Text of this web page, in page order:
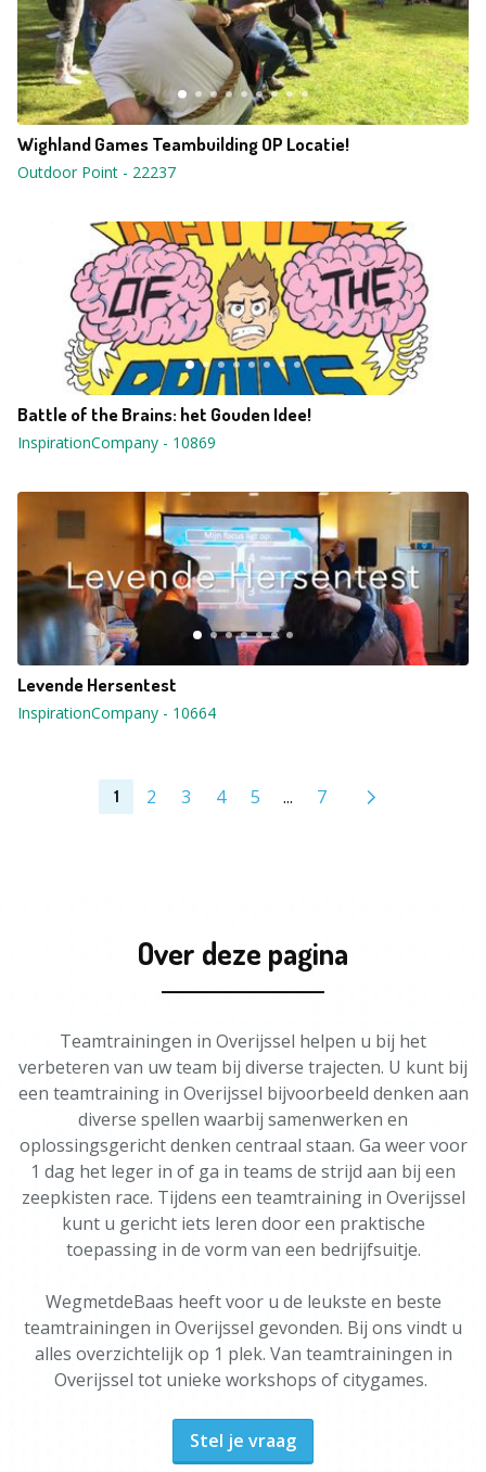
Wighland Games Teambuilding OP Locatie!
Outdoor Point - 22237
Battle of the Brains: het Gouden Idee!
InspirationCompany - 10869
Levende Hersentest
InspirationCompany - 10664
1 2 3 4 5 ... 7
Over deze pagina
Teamtrainingen in Overijssel helpen u bij het
verbeteren van uw team bij diverse trajecten. U kunt bij
een teamtraining in Overijssel bijvoorbeeld denken aan
diverse spellen waarbij samenwerken en
oplossingsgericht denken centraal staan. Ga weer voor
1 dag het leger in of ga in teams de strijd aan bij een
zeepkisten race. Tijdens een teamtraining in Overijssel
kunt u gericht iets leren door een praktische
toepassing in de vorm van een bedrijfsuitje.
WegmetdeBaas heeft voor u de leukste en beste
teamtrainingen in Overijssel gevonden. Bij ons vindt u
alles overzichtelijk op 1 plek. Van teamtrainingen in
Overijssel tot unieke workshops of citygames.
Stel je vraag